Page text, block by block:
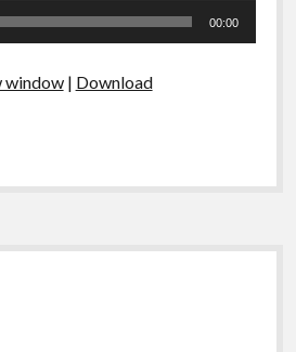
00:00
window| Download